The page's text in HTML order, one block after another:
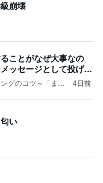
崩壊
ことがなぜ大事なの
ッセージとして投げる
グのコツ～「まと
4日前
い